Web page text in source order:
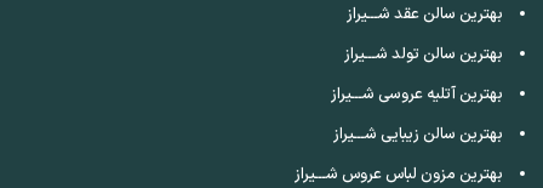
بهترین سالن عقد شـــیراز
بهترین سالن تولد شـــیراز
بهترین آتلیه عروسی شـــیراز
بهترین سالن زیبایی شـــیراز
بهترین مزون لباس عروس شـــیراز